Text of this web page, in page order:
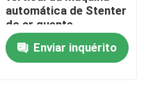
automática de Stenter
do ar quente
personalizada
Enviar inquérito